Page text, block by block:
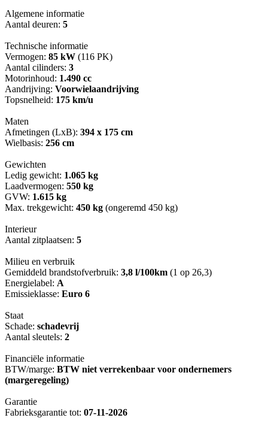
Algemene informatie
Aantal deuren: 5
Technische informatie
Vermogen: 85 kW (116 PK)
Aantal cilinders: 3
Motorinhoud: 1.490 cc
Aandrijving: Voorwielaandrijving
Topsnelheid: 175 km/u
Maten
Afmetingen (LxB): 394 x 175 cm
Wielbasis: 256 cm
Gewichten
Ledig gewicht: 1.065 kg
Laadvermogen: 550 kg
GVW: 1.615 kg
Max. trekgewicht: 450 kg (ongeremd 450 kg)
Interieur
Aantal zitplaatsen: 5
Milieu en verbruik
Gemiddeld brandstofverbruik: 3,8 l/100km (1 op 26,3)
Energielabel: A
Emissieklasse: Euro 6
Staat
Schade: schadevrij
Aantal sleutels: 2
Financiële informatie
BTW/marge: BTW niet verrekenbaar voor ondernemers
(margeregeling)
Garantie
Fabrieksgarantie tot: 07-11-2026